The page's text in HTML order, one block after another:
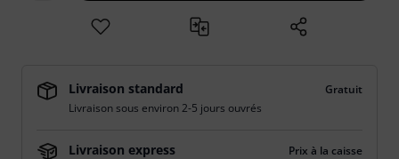
Livraison standard
Gratuit
Livraison sous environ 2-5 jours ouvrés
Livraison express
Prix à la caisse